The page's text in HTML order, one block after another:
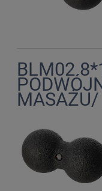
BLM02